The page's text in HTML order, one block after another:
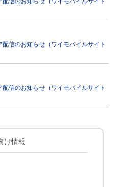
信のお知らせ（ワイモバイルサイト
信のお知らせ（ワイモバイルサイト
け情報